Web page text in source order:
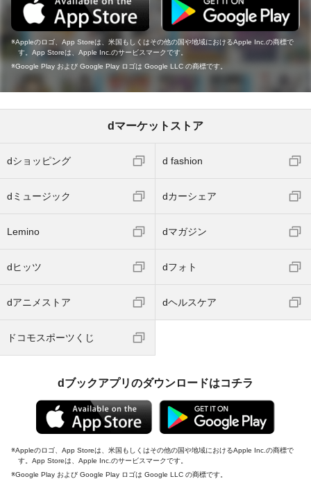
Appleのロゴ、App Storeは、米国もしくはその他の国や地域におけるApple Inc.の商標で
す。App Storeは、Apple Inc.のサービスマークです。
Google Play および Google Play ロゴは Google LLC の商標です。
dマーケットストア
dショッピング d fashion
dミュージック dカーシェア
Lemino dマガジン
dヒッツ dフォト
dアニメストア dヘルスケア
ドコモスポーツくじ
dブックアプリのダウンロードはコチラ
Appleのロゴ、App Storeは、米国もしくはその他の国や地域におけるApple Inc.の商標で
す。App Storeは、Apple Inc.のサービスマークです。
Google Play および Google Play ロゴは Google LLC の商標です。